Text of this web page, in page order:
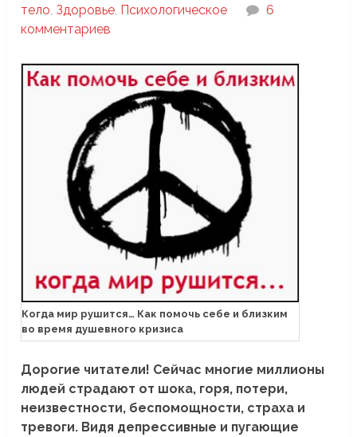
тело, Здоровье, Психологическое
6
комментариев
Когда мир рушится… Как помочь себе и близким
во время душевного кризиса
Дорогие читатели! Сейчас многие миллионы
людей страдают от шока, горя, потери,
неизвестности, беспомощности, страха и
тревоги. Видя депрессивные и пугающие